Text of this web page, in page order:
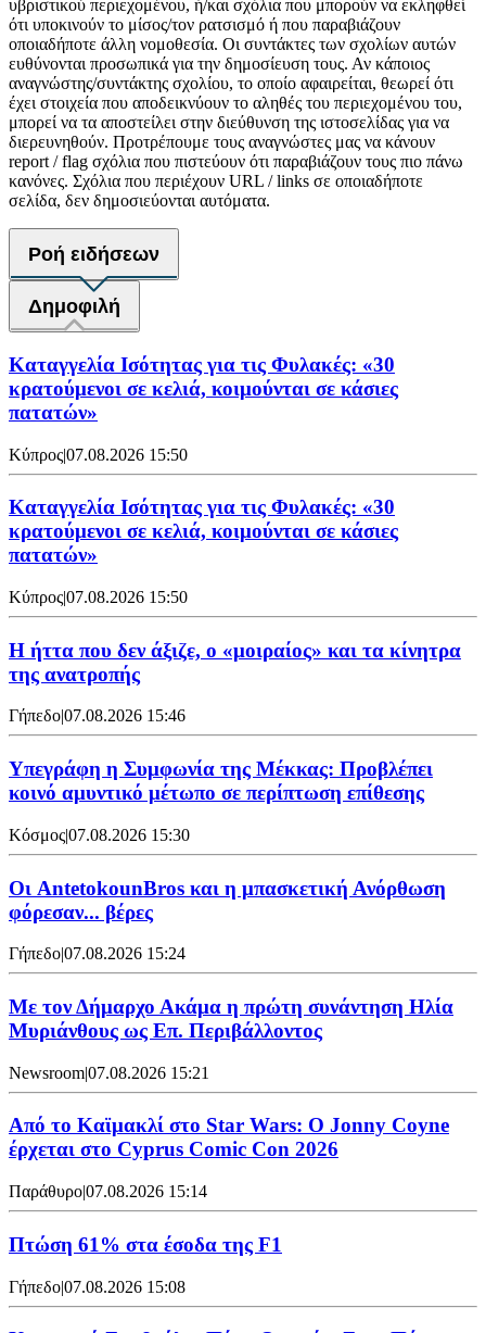
υβριστικού περιεχομένου, ή/και σχόλια που μπορούν να εκληφθεί
ότι υποκινούν το μίσος/τον ρατσισμό ή που παραβιάζουν
οποιαδήποτε άλλη νομοθεσία. Οι συντάκτες των σχολίων αυτών
ευθύνονται προσωπικά για την δημοσίευση τους. Αν κάποιος
αναγνώστης/συντάκτης σχολίου, το οποίο αφαιρείται, θεωρεί ότι
έχει στοιχεία που αποδεικνύουν το αληθές του περιεχομένου του,
μπορεί να τα αποστείλει στην διεύθυνση της ιστοσελίδας για να
διερευνηθούν. Προτρέπουμε τους αναγνώστες μας να κάνουν
report / flag σχόλια που πιστεύουν ότι παραβιάζουν τους πιο πάνω
κανόνες. Σχόλια που περιέχουν URL / links σε οποιαδήποτε
σελίδα, δεν δημοσιεύονται αυτόματα.
Ροή ειδήσεων
Δημοφιλή
Καταγγελία Ισότητας για τις Φυλακές: «30
κρατούμενοι σε κελιά, κοιμούνται σε κάσιες
πατατών»
Κύπρος|07.08.2026 15:50
Καταγγελία Ισότητας για τις Φυλακές: «30
κρατούμενοι σε κελιά, κοιμούνται σε κάσιες
πατατών»
Κύπρος|07.08.2026 15:50
Η ήττα που δεν άξιζε, ο «μοιραίος» και τα κίνητρα
της ανατροπής
Γήπεδο|07.08.2026 15:46
Υπεγράφη η Συμφωνία της Μέκκας: Προβλέπει
κοινό αμυντικό μέτωπο σε περίπτωση επίθεσης
Κόσμος|07.08.2026 15:30
Oι AntetokounBros και η μπασκετική Ανόρθωση
φόρεσαν... βέρες
Γήπεδο|07.08.2026 15:24
Με τον Δήμαρχο Ακάμα η πρώτη συνάντηση Ηλία
Μυριάνθους ως Επ. Περιβάλλοντος
Newsroom|07.08.2026 15:21
Από το Καϊμακλί στο Star Wars: Ο Jonny Coyne
έρχεται στο Cyprus Comic Con 2026
Παράθυρο|07.08.2026 15:14
Πτώση 61% στα έσοδα της F1
Γήπεδο|07.08.2026 15:08